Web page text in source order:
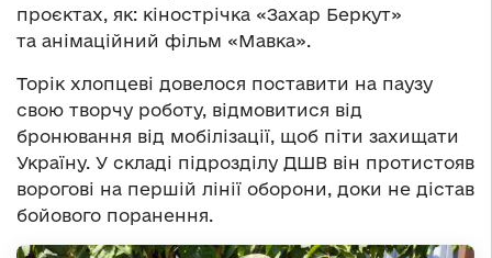
проєктах, як: кінострічка «Захар Беркут»
та анімаційний фільм «Мавка».
Торік хлопцеві довелося поставити на паузу
свою творчу роботу, відмовитися від
бронювання від мобілізації, щоб піти захищати
Україну. У складі підрозділу ДШВ він протистояв
ворогові на першій лінії оборони, доки не дістав
бойового поранення.